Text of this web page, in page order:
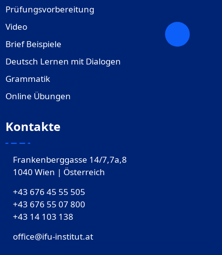
Prüfungsvorbereitung
Video
Brief Beispiele
Deutsch Lernen mit Dialogen
Grammatik
Online Übungen
Kontakte
Frankenberggasse 14/7,7a,8
1040 Wien | Österreich
+43 676 45 55 505
+43 676 55 07 800
‎+43 14 103 138
office@ifu-institut.at